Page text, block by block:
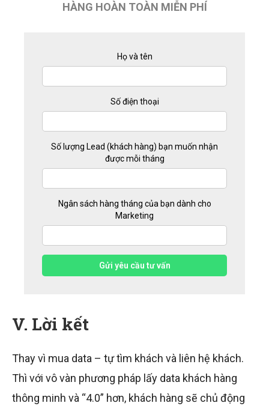
HÀNG HOÀN TOÀN MIỄN PHÍ
Họ và tên
Số lượng Lead (khách hàng) bạn muốn nhận
được mỗi tháng
Ngân sách hàng tháng của bạn dành cho
Marketing
Số điện thoại
Gửi yêu cầu tư vấn
V. Lời kết
Thay vì mua data – tự tìm khách và liên hệ khách.
Thì với vô vàn phương pháp lấy data khách hàng
thông minh và “4.0” hơn, khách hàng sẽ chủ động